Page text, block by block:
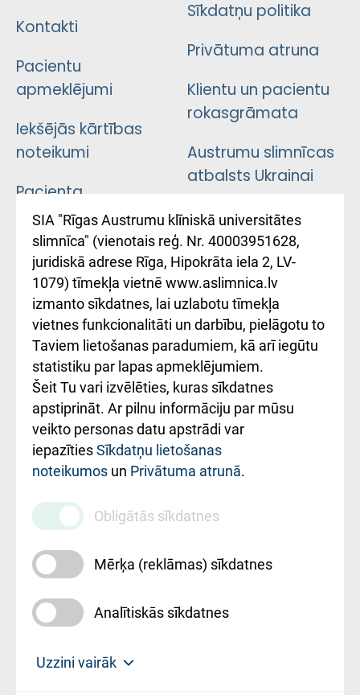
Kontakti
Pacientu
apmeklējumi
Iekšējās kārtības
noteikumi
Pacienta
atsauksmju/sūdzību
iesniegšanas
kārtība
Kā pie mums nokļūt
Rēķinu apmaksas
ceļvedis
Rekvizīti un
ārstniecības
iestādes kods
010000234
Maksas
pakalpojumu
cenrādis
Sīkdatņu politika
Privātuma atruna
Klientu un pacientu
rokasgrāmata
Austrumu slimnīcas
atbalsts Ukrainai
Підтримка Східної
лікарні та співпраця з
Україною
SIA "Rīgas Austrumu klīniskā universitātes
slimnīca" (vienotais reģ. Nr. 40003951628,
juridiskā adrese Rīga, Hipokrāta iela 2, LV-
1079) tīmekļa vietnē www.aslimnica.lv
izmanto sīkdatnes, lai uzlabotu tīmekļa
vietnes funkcionalitāti un darbību, pielāgotu to
Taviem lietošanas paradumiem, kā arī iegūtu
statistiku par lapas apmeklējumiem.
Šeit Tu vari izvēlēties, kuras sīkdatnes
apstiprināt. Ar pilnu informāciju par mūsu
veikto personas datu apstrādi var
iepazītiesSīkdatņu lietošanas
noteikumos un Privātuma atrunā.
Obligātās sīkdatnes
Mērķa (reklāmas) sīkdatnes
Analītiskās sīkdatnes
Uzzini vairāk